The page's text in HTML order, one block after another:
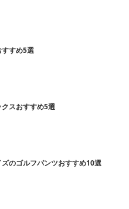
すめ5選
スおすすめ5選
のゴルフパンツおすすめ10選